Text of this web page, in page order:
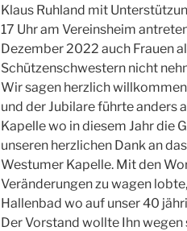
Klaus Ruhland mit
17 Uhr am Vereinsheim
Dezember 2022 auch Frauen
Schützenschwestern nicht
Wir sagen herzlich
und der Jubilare führte anders
Kapelle wo in diesem Jahr die
unseren herzlichen Dank an
Westumer Kapelle. Mit den
Veränderungen zu wagen
Hallenbad wo auf unser 40
Der Vorstand wollte Ihn wegen